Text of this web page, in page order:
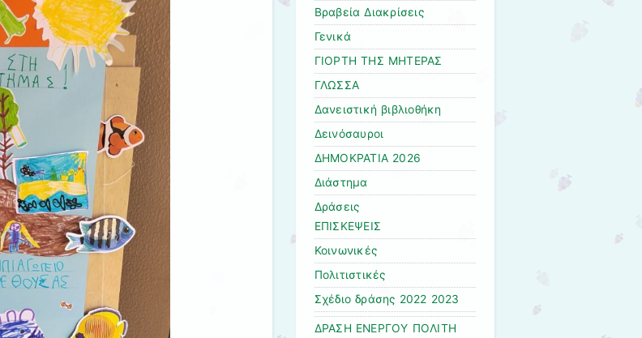
Βραβεία Διακρίσεις
Γενικά
ΓΙΟΡΤΗ ΤΗΣ ΜΗΤΕΡΑΣ
ΓΛΩΣΣΑ
Δανειστική βιβλιοθήκη
Δεινόσαυροι
ΔΗΜΟΚΡΑΤΙΑ 2026
Διάστημα
Δράσεις
ΕΠΙΣΚΕΨΕΙΣ
Κοινωνικές
Πολιτιστικές
Σχέδιο δράσης 2022 2023
ΔΡΑΣΗ ΕΝΕΡΓΟΥ ΠΟΛΙΤΗ